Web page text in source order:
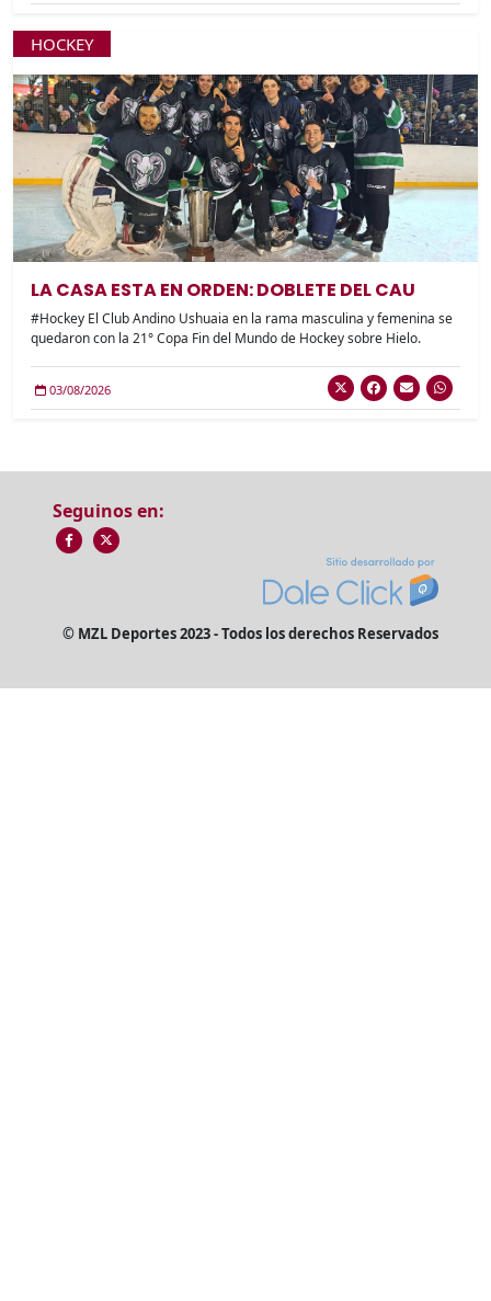
HOCKEY
LA CASA ESTA EN ORDEN: DOBLETE DEL CAU
#Hockey El Club Andino Ushuaia en la rama masculina y femenina se
quedaron con la 21° Copa Fin del Mundo de Hockey sobre Hielo.
03/08/2026
Seguinos en:
© MZL Deportes 2023 - Todos los derechos Reservados